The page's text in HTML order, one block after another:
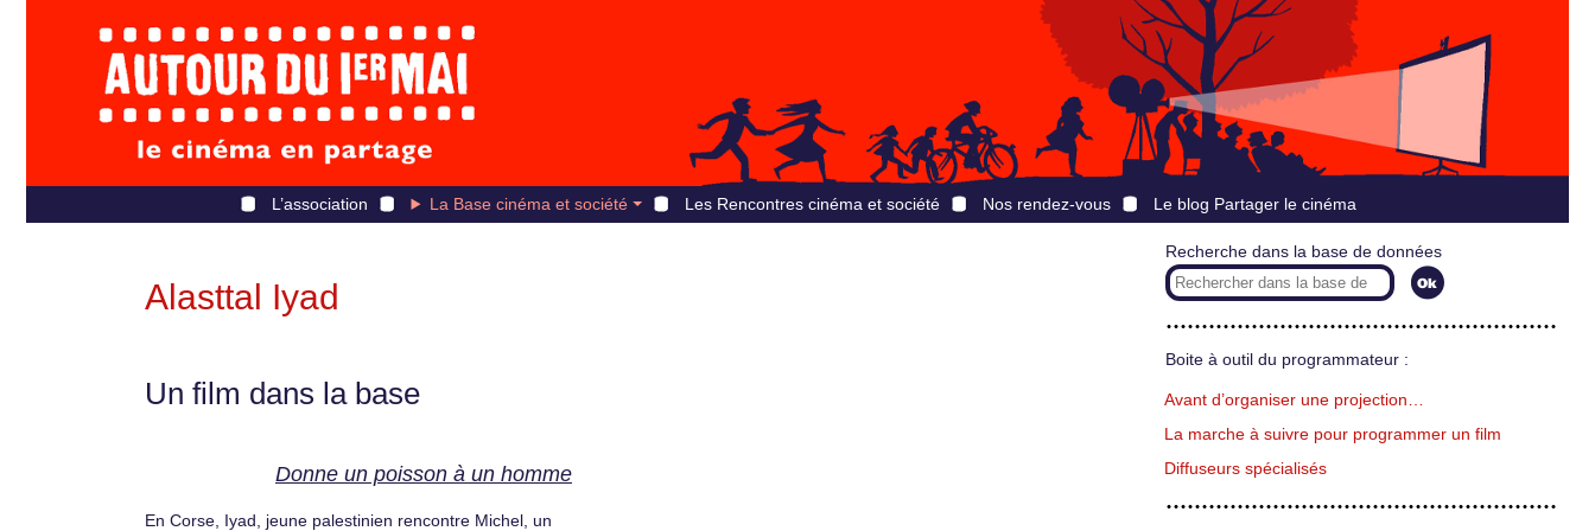
L’association La Base cinéma et société Les Rencontres cinéma et société Nos rendez-vous Le blog Partager le cinéma
Alasttal Iyad
Un film dans la base
Donne un poisson à un homme
En Corse, Iyad, jeune palestinien rencontre Michel, un
Recherche dans la base de données
Boite à outil du programmateur :
Avant d’organiser une projection…
La marche à suivre pour programmer un film
Diffuseurs spécialisés